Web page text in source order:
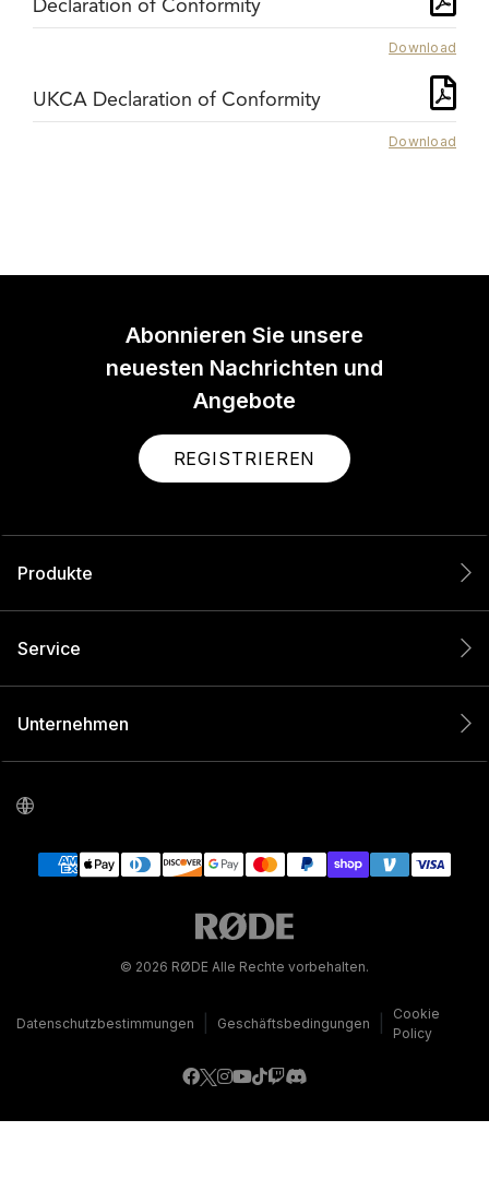
Declaration of Conformity
Download
UKCA Declaration of Conformity
Download
Abonnieren Sie unsere
neuesten Nachrichten und
Angebote
REGISTRIEREN
Produkte
Service
Unternehmen
© 2026 RØDE Alle Rechte vorbehalten.
Datenschutzbestimmungen Geschäftsbedingungen
Cookie
Policy